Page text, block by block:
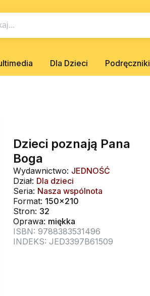
Dla Dzieci Podręczniki
Dzieci poznają Pana
Boga
Wydawnictwo: JEDNOŚĆ
Dział: Dla dzieci
Seria: Nasza wspólnota
Format: 150x210
Stron: 32
Oprawa: miękka
ISBN: 9788383531496
INDEKS: JED3397B61509